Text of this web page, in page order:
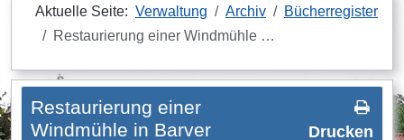
Aktuelle Seite: Verwaltung Archiv
Bücherregister
Restaurierung einer Windmühle …
Drucken
Restaurierung einer
Windmühle in Barver